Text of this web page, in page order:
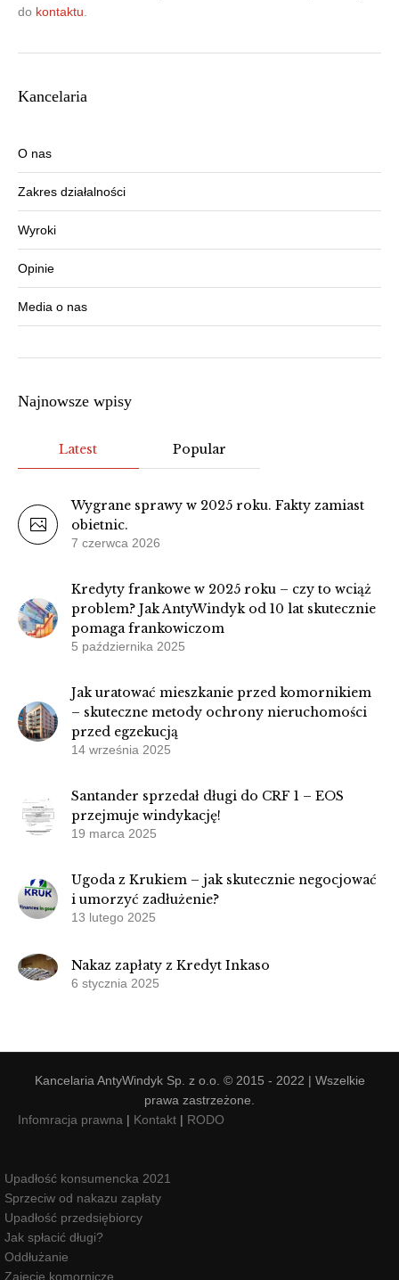
do kontaktu
Kancelaria
O nas
Zakres działalności
Wyroki
Opinie
Media o nas
Najnowsze wpisy
Latest Popular
Wygrane sprawy w 2025 roku. Fakty zamiast
obietnic.
7 czerwca 2026
Kredyty frankowe w 2025 roku – czy to wciąż
problem? Jak AntyWindyk od 10 lat skutecznie
pomaga frankowiczom
5 października 2025
Jak uratować mieszkanie przed komornikiem
– skuteczne metody ochrony nieruchomości
przed egzekucją
14 września 2025
Santander sprzedał długi do CRF 1 – EOS
przejmuje windykację!
19 marca 2025
Ugoda z Krukiem – jak skutecznie negocjować
i umorzyć zadłużenie?
13 lutego 2025
Nakaz zapłaty z Kredyt Inkaso
6 stycznia 2025
Kancelaria AntyWindyk Sp. z o.o. © 2015 - 2022 | Wszelkie
prawa zastrzeżone.
Infomracja prawna | Kontakt | RODO
Upadłość konsumencka 2021
Sprzeciw od nakazu zapłaty
Upadłość przedsiębiorcy
Jak spłacić długi?
Oddłużanie
Zajęcie komornicze